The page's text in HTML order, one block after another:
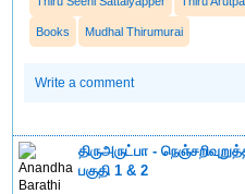
Books Mudhal Thirumurai
Write a comment
திருஅருட்பா -
பகுதி 1 & 2